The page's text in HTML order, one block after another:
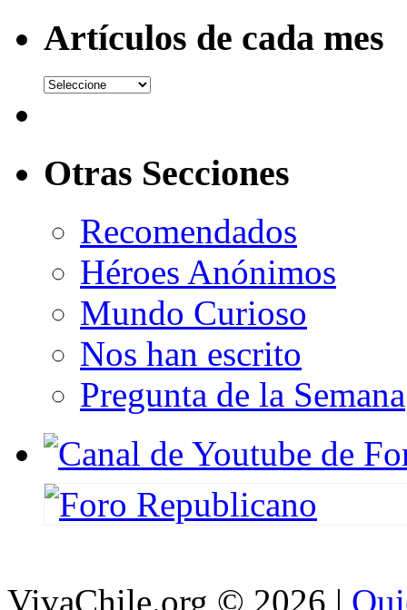
Artículos de cada mes
Otras Secciones
Recomendados
Héroes Anónimos
Mundo Curioso
Nos han escrito
Pregunta de la Semana
VivaChile.org © 2026 |